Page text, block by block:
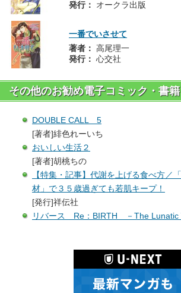
発行：
オークラ出版
一番でいさせて
著者： 高尾理一
発行： 心交社
その他のお勧め電子コミック・書籍
DOUBLE CALL 5
[著者]緋色れーいち
おいしい生活２
[著者]胡桃ちの
【特集・記事】代謝を上げる食べ方
材」で３５歳過ぎても若肌キープ！
[発行]祥伝社
リバース Re：BIRTH －The